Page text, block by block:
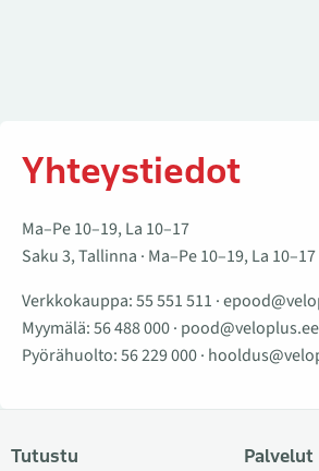
Yhteystiedot
Ma–Pe 10–19, La 10–17
Saku 3, Tallinna · Ma–Pe 10–19, La 10–17
Verkkokauppa:55 551 511 ·
Myymälä:56 488 000· pood@veloplus.ee
Pyörähuolto:56 229 000·
Tutustu Palvelut